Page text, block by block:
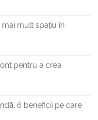
mult spațiu în
pentru a crea
6 beneficii pe care